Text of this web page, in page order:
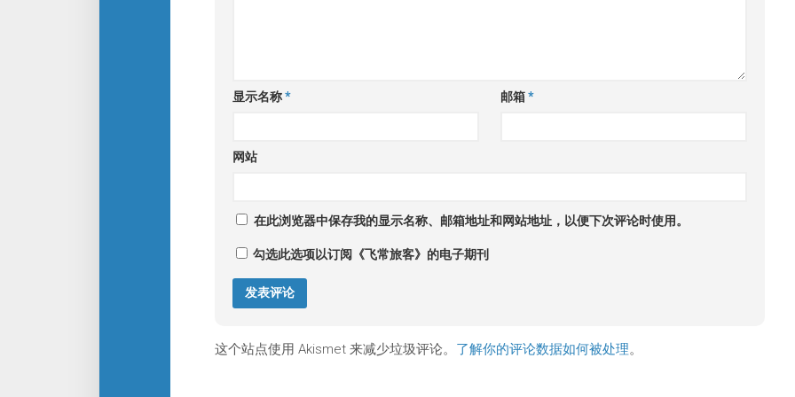
显示名称* 邮箱*
网站
在此浏览器中保存我的显示名称、邮箱地址和网站地址，以便下次评论时使用。
勾选此选项以订阅《飞常旅客》的电子期刊
这个站点使用 Akismet 来减少垃圾评论。 了解你的评论数据如何被处理。